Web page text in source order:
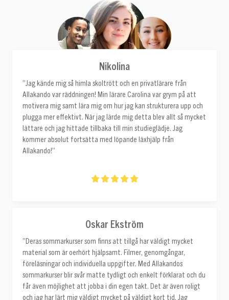
Nikolina
”Jag kände mig så himla skoltrött och en privatlärare från
Allakando var räddningen! Min lärare Carolina var grym på att
motivera mig samt lära mig om hur jag kan strukturera upp och
plugga mer effektivt. När jag lärde mig detta blev allt så mycket
lättare och jag hittade tillbaka till min studieglädje. Jag
kommer absolut fortsätta med löpande läxhjälp från
Allakando!”
Oskar Ekström
”Deras sommarkurser som finns att tillgå har väldigt mycket
material som är oerhört hjälpsamt. Filmer, genomgångar,
föreläsningar och individuella uppgifter. Med Allakandos
sommarkurser blir svår matte tydligt och enkelt förklarat och du
får även möjlighet att jobba i din egen takt. Det är även roligt
och jag har lärt mig väldigt mycket på väldigt kort tid. Jag